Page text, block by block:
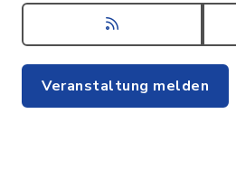
Veranstaltung melden